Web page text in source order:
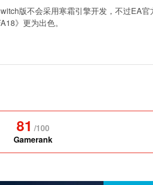
版不会采用寒霜引擎开发，不过EA
》更为出色。
81 /100
Gamerank